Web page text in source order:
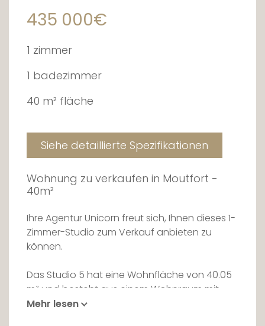
435 000€
1 zimmer
1 badezimmer
40 m² fläche
Siehe detaillierte Spezifikationen
Wohnung zu verkaufen in Moutfort -
40m²
Ihre Agentur Unicorn freut sich, Ihnen dieses 1-
Zimmer-Studio zum Verkauf anbieten zu
können.
Das Studio 5 hat eine Wohnfläche von 40.05
m² und besteht aus einem Wohnraum mit
einem Schlafbereich, einem Badezimmer und
Mehr lesen